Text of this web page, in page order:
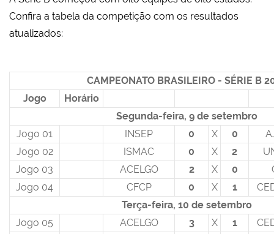
Confira a tabela da competição com os resultados
atualizados:
CAMPEONATO BRASILEIRO - SÉRIE B
Jogo
Horário
Segunda-feira, 9 de setembro
Jogo 01
INSEP 0 X 0
Jogo 02
ISMAC 0 X 2
Jogo 03
ACELGO 2 X 0
Jogo 04
CFCP 0 X 1
Terça-feira, 10 de setembro
Jogo 05
ACELGO 3 X 1